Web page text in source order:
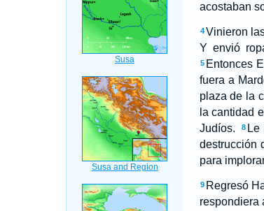
acostaban
4 Vinieron
Y envió
5 Entonces
fuera a
plaza de la
la cantidad
Judíos.
8
destrucción
para
9 Regresó
respondiera